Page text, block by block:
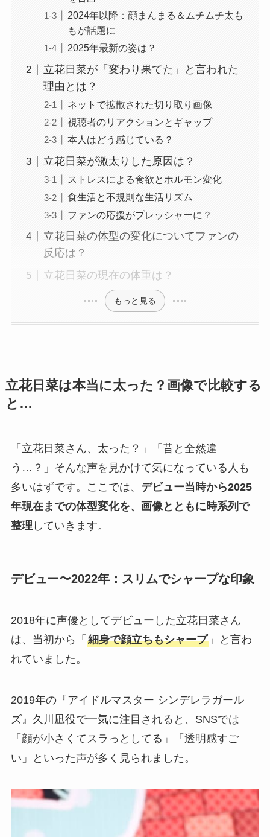
2024年以降：顔まんまる＆ムチムチ太も
もが話題に
2025年最新の姿は？
立花日菜が「変わり果てた」と言われた
理由とは？
ネットで拡散された切り取り画像
視聴者のリアクションとギャップ
本人はどう感じている？
立花日菜が激太りした原因は？
ストレスによる食欲とホルモン変化
食生活と不規則な生活リズム
ファンの応援がプレッシャーに？
立花日菜の体型の変化についてファンの
反応は？
立花日菜の現在の体重は？
もっと見る
立花日菜は本当に太った？画像で比較する
と…
「立花日菜さん、太った？」「昔と全然違
う…？」そんな声を見かけて気になっている人も
多いはずです。ここでは、 デビュー当時から2025
年現在までの体型変化を、画像とともに時系列で
整理 していきます。
デビュー〜2022年：スリムでシャープな印象
2018年に声優としてデビューした立花日菜さん
は、当初から「 細身で顔立ちもシャープ」と言わ
れていました。
2019年の『アイドルマスター シンデレラガール
ズ』久川凪役で一気に注目されると、SNSでは
「顔が小さくてスラっとしてる」「透明感すご
い」といった声が多く見られました。